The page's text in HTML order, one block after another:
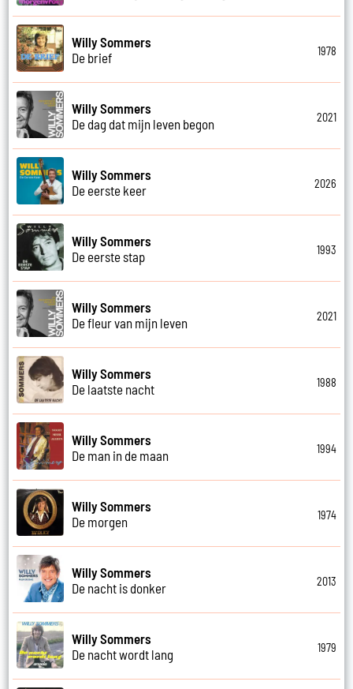
Willy Sommers
De brief
1978
Willy Sommers
De dag dat mijn leven begon
2021
Willy Sommers
De eerste keer
2026
Willy Sommers
De eerste stap
1993
Willy Sommers
De fleur van mijn leven
2021
Willy Sommers
De laatste nacht
1988
Willy Sommers
De man in de maan
1994
Willy Sommers
De morgen
1974
Willy Sommers
De nacht is donker
2013
Willy Sommers
De nacht wordt lang
1979